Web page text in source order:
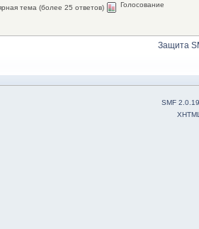
тема (более 25 ответов)
Голосование
Защита
SMF 2.0.19